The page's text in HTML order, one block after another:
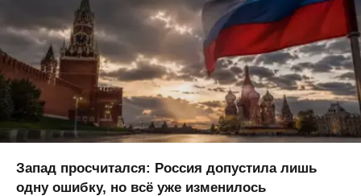
Запад просчитался: Россия допустила лишь
одну ошибку, но всё уже изменилось